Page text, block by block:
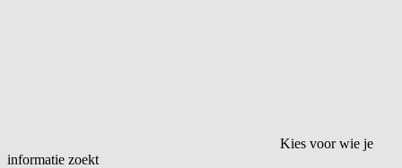
Kies voor wie je
informatie zoekt